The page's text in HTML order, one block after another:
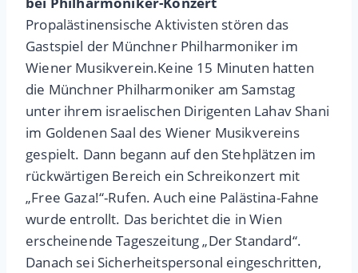
Propalästinensische Aktivisten stören das
Gastspiel der Münchner Philharmoniker im
Wiener Musikverein.Keine 15 Minuten hatten
die Münchner Philharmoniker am Samstag
unter ihrem israelischen Dirigenten Lahav Shani
im Goldenen Saal des Wiener Musikvereins
gespielt. Dann begann auf den Stehplätzen im
rückwärtigen Bereich ein Schreikonzert mit
„Free Gaza!“-Rufen. Auch eine Palästina-Fahne
wurde entrollt. Das berichtet die in Wien
erscheinende Tageszeitung „Der Standard“.
Danach sei Sicherheitspersonal eingeschritten,